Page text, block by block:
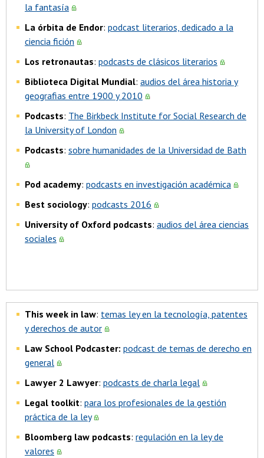
la fantasía
La órbita de Endor: podcast literarios, dedicado a la
ciencia fición
Los retronautas: podcasts de clásicos literarios
Biblioteca Digital Mundial: audios del área historia y
geografias entre 1900 y 2010
Podcasts: The Birkbeck Institute for Social Research de
la University of London
Podcasts: sobre humanidades de la Universidad de Bath
Pod academy: podcasts en investigación académica
Best sociology: podcasts 2016
University of Oxford podcasts: audios del área ciencias
sociales
This week in law: temas ley en la tecnología, patentes
y derechos de autor
Law School Podcaster: podcast de temas de derecho en
general
Lawyer 2 Lawyer: podcasts de charla legal
Legal toolkit: para los profesionales de la gestión
práctica de la ley
Bloomberg law podcasts: regulación en la ley de
valores